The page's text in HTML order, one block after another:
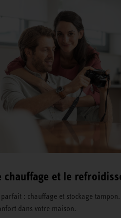
chauffage et le
: chauffage et stockage
dans votre maison.